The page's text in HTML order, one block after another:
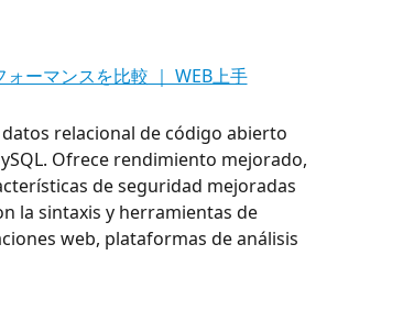
relacional de código abierto
Ofrece rendimiento mejorado,
de seguridad mejoradas
la sintaxis y herramientas de
web, plataformas de análisis